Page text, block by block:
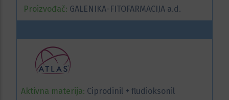
Proizvođač: GALENIKA-FITOFARMACIJA a.d.
Aktivna materija: Ciprodinil + fludioksonil